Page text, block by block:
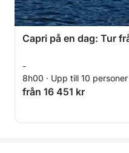
Capri på en dag: Tur
-
8h00 · Upp till 10 personer
från 16 451 kr